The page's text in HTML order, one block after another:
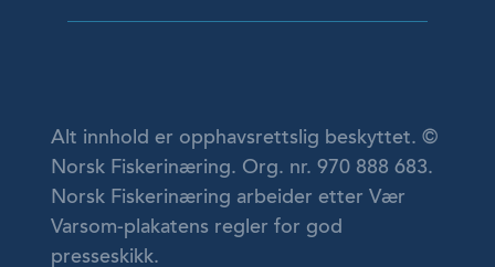
Alt innhold er opphavsrettslig beskyttet. ©
Norsk Fiskerinæring. Org. nr. 970 888 683.
Norsk Fiskerinæring arbeider etter Vær
Varsom-plakatens regler for god
presseskikk.